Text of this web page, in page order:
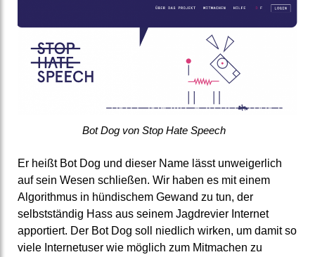
Bot Dog von Stop Hate Speech
Er heißt Bot Dog und dieser Name lässt unweigerlich
auf sein Wesen schließen. Wir haben es mit einem
Algorithmus in hündischem Gewand zu tun, der
selbstständig Hass aus seinem Jagdrevier Internet
apportiert. Der Bot Dog soll niedlich wirken, um damit so
viele Internetuser wie möglich zum Mitmachen zu